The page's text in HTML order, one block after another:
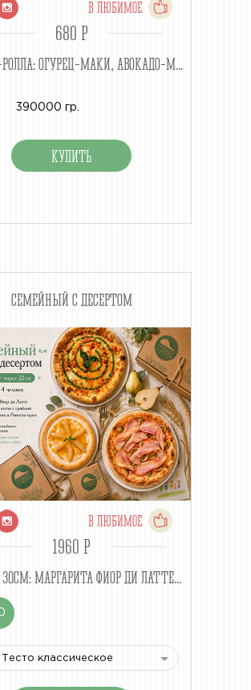
В ЛЮБИМОЕ
680 P
ОГУРЕЦ-МАКИ, АВОКАДО-М...
390000 гр.
СЕМЕЙНЫЙ С ДЕСЕРТОМ
В ЛЮБИМОЕ
1960 P
МАРГАРИТА ФИОР ДИ ЛАТТЕ...
Тесто классическое